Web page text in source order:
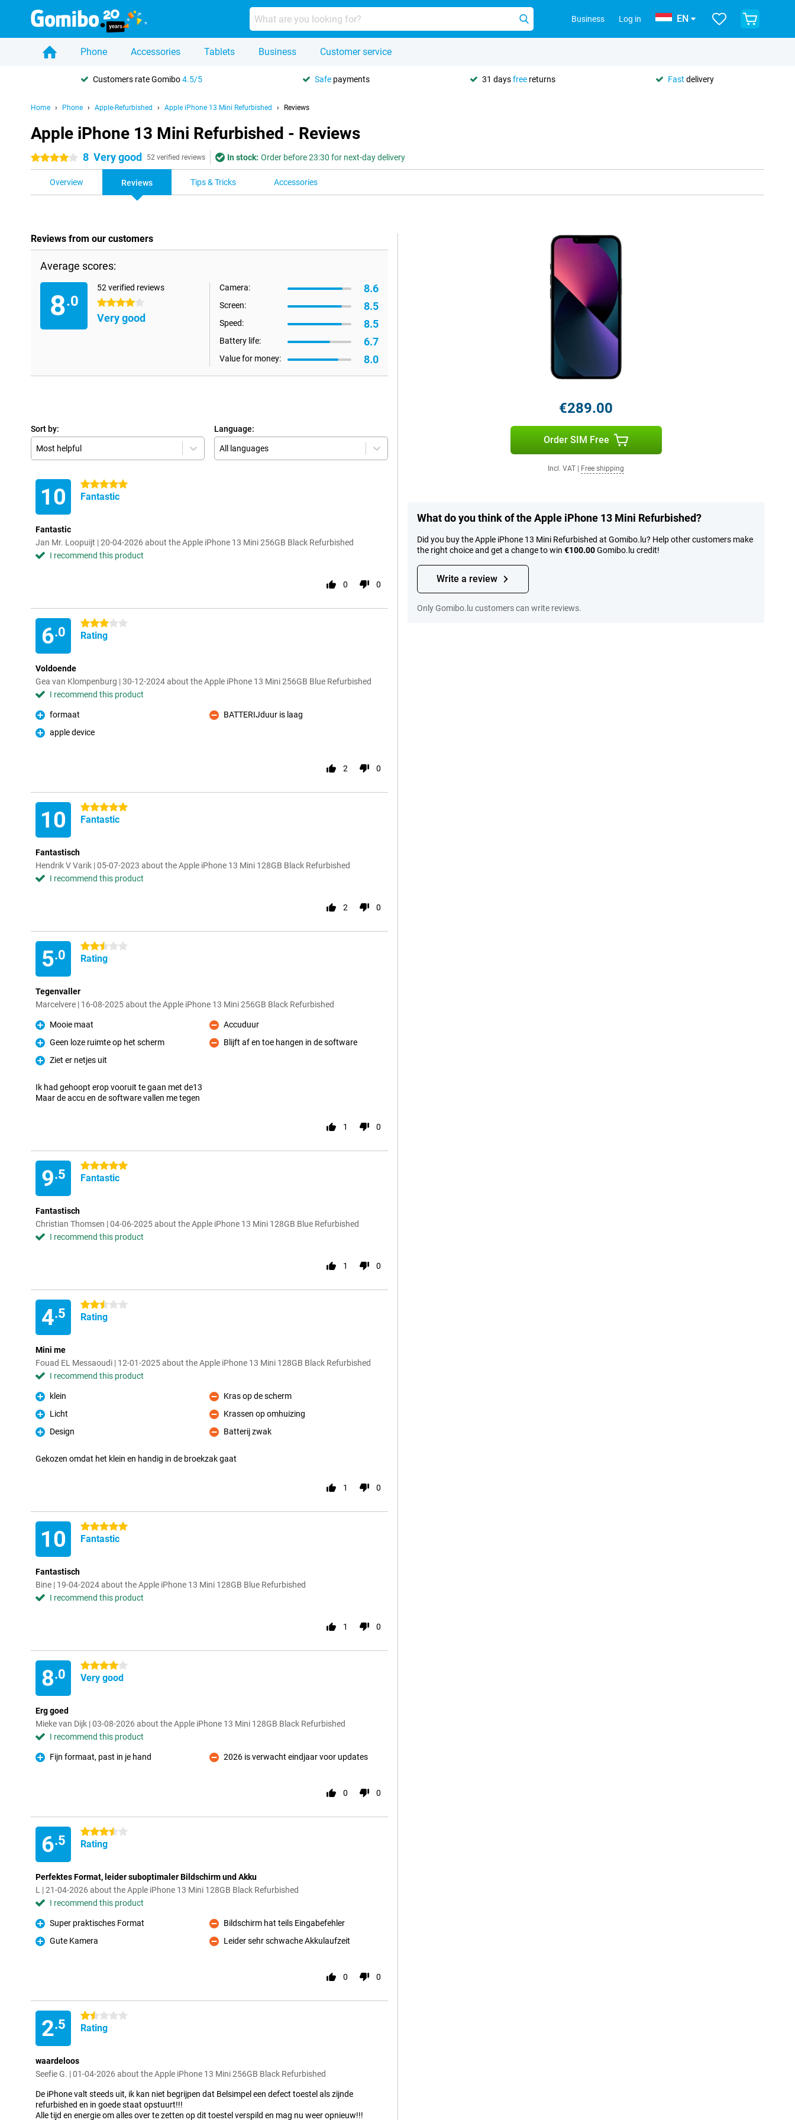
Business Log in EN
Phone Accessories Tablets Business Customer service
Customers rate Gomibo4.5/5 Safe payments 31 daysfree returns Fast delivery
Home Phone Apple-Refurbished Apple iPhone 13 Mini Refurbished Reviews
Apple iPhone 13 Mini Refurbished - Reviews
4 stars 8 Very good 52 verified reviews In stock: Order before 23:30 for next-day delivery
Overview Reviews Tips & Tricks Accessories
Reviews from our customers
Average scores:
8.0
52 verified reviews
4 stars
Very good
Camera: 8.6
Screen: 8.5
Speed: 8.5
Battery life: 6.7
Value for money: 8.0
Sort by:
Most helpful
Language:
All languages
10 5 stars
Fantastic
Fantastic
Jan Mr. Loopuijt | 20-04-2026 about the Apple iPhone 13 Mini 256GB Black Refurbished
I recommend this product
0 0
6.0
3 stars
Rating
Voldoende
Gea van Klompenburg | 30-12-2024 about the Apple iPhone 13 Mini 256GB Blue Refurbished
I recommend this product
Pro
formaat
Pro
apple device
Con
BATTERIJduur is laag
2 0
10 5 stars
Fantastic
Fantastisch
Hendrik V Varik | 05-07-2023 about the Apple iPhone 13 Mini 128GB Black Refurbished
I recommend this product
2 0
5.0
2.5 stars
Rating
Tegenvaller
Marcelvere | 16-08-2025 about the Apple iPhone 13 Mini 256GB Black Refurbished
Pro
Mooie maat
Pro
Geen loze ruimte op het scherm
Pro
Ziet er netjes uit
Con
Accuduur
Con
Blijft af en toe hangen in de software
Ik had gehoopt erop vooruit te gaan met de13
Maar de accu en de software vallen me tegen
1 0
9.5
5 stars
Fantastic
Fantastisch
Christian Thomsen | 04-06-2025 about the Apple iPhone 13 Mini 128GB Blue Refurbished
I recommend this product
1 0
4.5
2.5 stars
Rating
Mini me
Fouad EL Messaoudi | 12-01-2025 about the Apple iPhone 13 Mini 128GB Black Refurbished
I recommend this product
Pro
klein
Pro
Licht
Pro
Design
Con
Kras op de scherm
Con
Krassen op omhuizing
Con
Batterij zwak
Gekozen omdat het klein en handig in de broekzak gaat
1 0
10 5 stars
Fantastic
Fantastisch
Bine | 19-04-2024 about the Apple iPhone 13 Mini 128GB Blue Refurbished
I recommend this product
1 0
8.0
4 stars
Very good
Erg goed
Mieke van Dijk | 03-08-2026 about the Apple iPhone 13 Mini 128GB Black Refurbished
I recommend this product
Pro
Fijn formaat, past in je hand
Con
2026 is verwacht eindjaar voor updates
0 0
6.5
3.5 stars
Rating
Perfektes Format, leider suboptimaler Bildschirm und Akku
L | 21-04-2026 about the Apple iPhone 13 Mini 128GB Black Refurbished
I recommend this product
Pro
Super praktisches Format
Pro
Gute Kamera
Con
Bildschirm hat teils Eingabefehler
Con
Leider sehr schwache Akkulaufzeit
0 0
2.5
1.5 stars
Rating
waardeloos
Seefie G. | 01-04-2026 about the Apple iPhone 13 Mini 256GB Black Refurbished
De iPhone valt steeds uit, ik kan niet begrijpen dat Belsimpel een defect toestel als zijnde
refurbished en in goede staat opstuurt!!!
Alle tijd en energie om alles over te zetten op dit toestel verspild en mag nu weer opnieuw!!!
€289.00
Order SIM Free
Incl. VAT Free shipping
What do you think of the Apple iPhone 13 Mini Refurbished?
Did you buy the Apple iPhone 13 Mini Refurbished at Gomibo.lu? Help other customers make
the right choice and get a change to win €100.00Gomibo.lu credit!
Write a review
Only Gomibo.lu customers can write reviews.